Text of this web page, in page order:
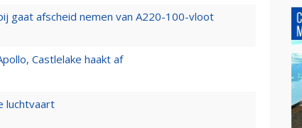
gaat afscheid nemen van A220-100-vloot
Castlelake haakt af
luchtvaart